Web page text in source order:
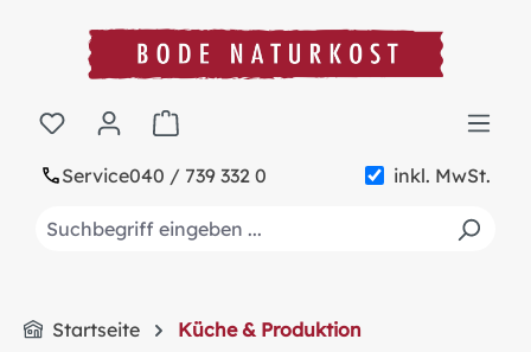
springen
Service040 / 739 332 0 inkl. MwSt.
Warenkorb enthält 0 Positionen. Der
Startseite Küche & Produktion